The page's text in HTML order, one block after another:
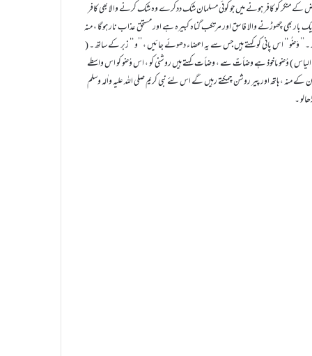
منکر کو کافر ہونے میں جو کوئی مسلمان شک ددکرے وہ شک کرنے والا بھی کافر
بھی چھوڑنے والا فاسق اور مرتکب گناہ کبیرہ ہے اور مستحق عذاب نار ہوگا ، منہ
’’ وَضُو ‘‘ اس پانی کو کہتے ہیں جس سے یہ اعضاء دھوئے جائیں ، ’’و ‘‘ زبر کے ساتھ ۔ (
الیاس ) وُضو ماخوذ ہے وضأتٌ سے ، وضأت کہتے ہیں روشنی کو ، اس وُضو کو اس واسطے
ہاتھ اور پیر روشن چمکتے رہیں گے اس لئے نبی کریم صلی اللہ علیہ واٰلہ وسلم